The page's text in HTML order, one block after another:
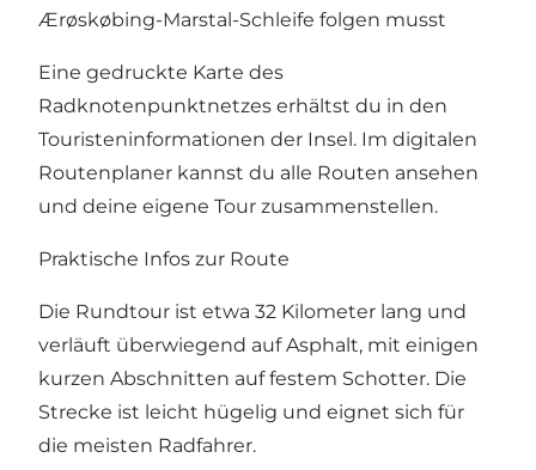
Ærøskøbing-Marstal-Schleife folgen musst
Eine gedruckte Karte des
Radknotenpunktnetzes erhältst du in den
Touristeninformationen der Insel. Im digitalen
Routenplaner kannst du alle Routen ansehen
und deine eigene Tour zusammenstellen.
Praktische Infos zur Route
Die Rundtour ist etwa 32 Kilometer lang und
verläuft überwiegend auf Asphalt, mit einigen
kurzen Abschnitten auf festem Schotter. Die
Strecke ist leicht hügelig und eignet sich für
die meisten Radfahrer.